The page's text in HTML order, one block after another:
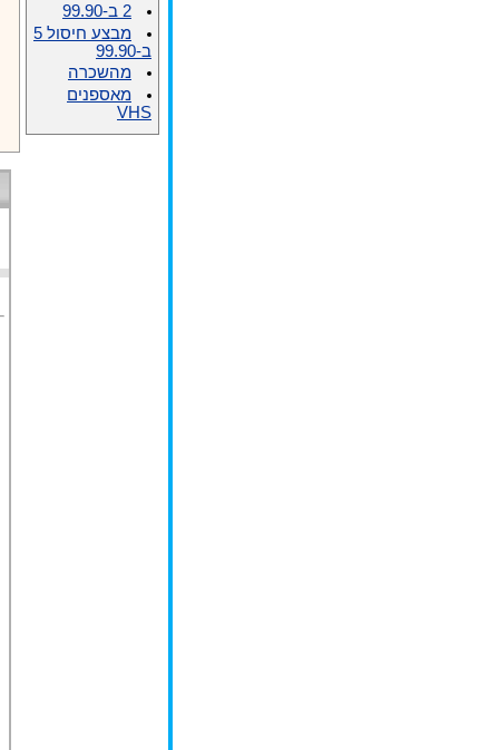
2 ב-99.90
מבצע חיסול 5
ב-99.90
מהשכרה
מאספנים
VHS